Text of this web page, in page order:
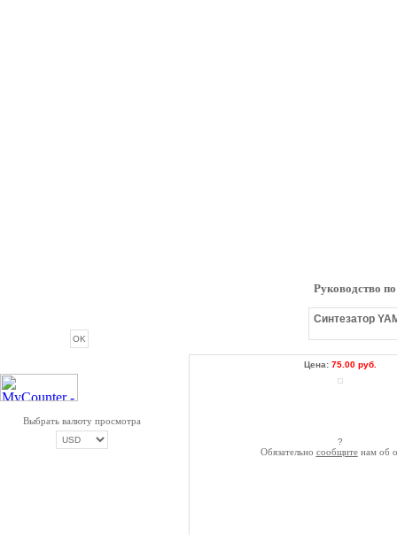
Выбрать валюту просмотра
Руководство
Синтезатор
Цена: 75.00 руб.
?
Обязательно сообщитенам об